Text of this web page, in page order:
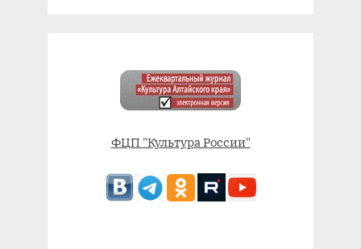
ФЦП "Культура России"